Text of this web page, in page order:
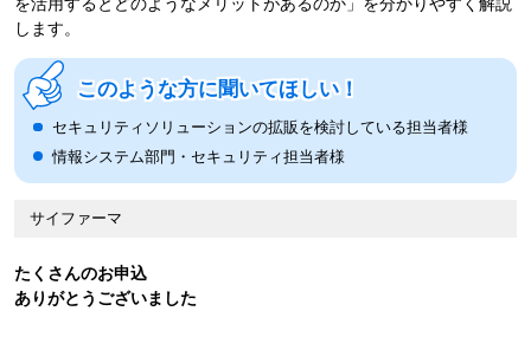
たくさんのお申込
ありがとうございました
します。
このような方に聞いてほしい！
セキュリティソリューションの拡販を検討している担当者様
情報システム部門・セキュリティ担当者様
サイファーマ